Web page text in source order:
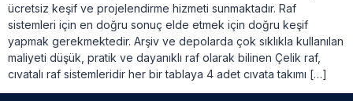
ücretsiz keşif ve projelendirme hizmeti sunmaktadır. Raf
sistemleri için en doğru sonuç elde etmek için doğru keşif
yapmak gerekmektedir. Arşiv ve depolarda çok sıklıkla kullanılan
maliyeti düşük, pratik ve dayanıklı raf olarak bilinen Çelik raf,
cıvatalı raf sistemleridir her bir tablaya 4 adet cıvata takımı […]